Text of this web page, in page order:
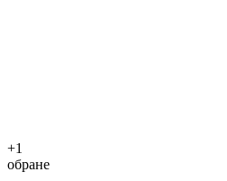
+1
обране